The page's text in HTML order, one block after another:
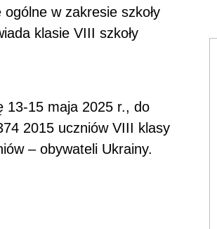
w zakresie szkoły
klasie VIII szkoły
13-15 maja 2025 r., do
2015 uczniów VIII klasy
– obywateli Ukrainy.